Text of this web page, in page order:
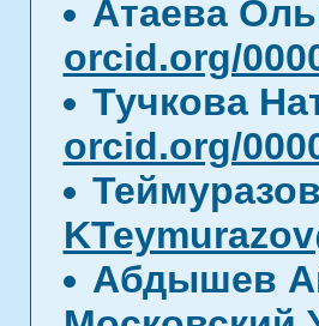
Атаева
orcid.org/
Тучкова
orcid.org/
Абдышев